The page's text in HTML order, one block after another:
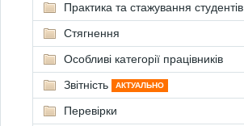
Практика та стажування студентів
Стягнення
Особливі категорії працівників
Звітність
АКТУАЛЬНО
Перевірки